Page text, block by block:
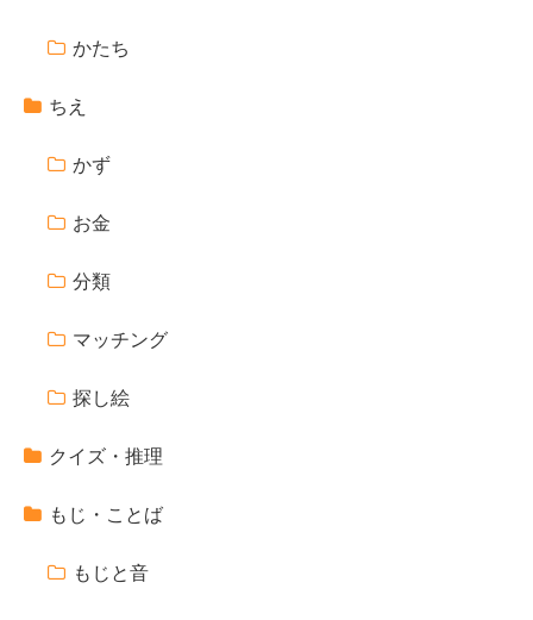
かたち
ちえ
かず
お金
分類
マッチング
探し絵
クイズ・推理
もじ・ことば
もじと音